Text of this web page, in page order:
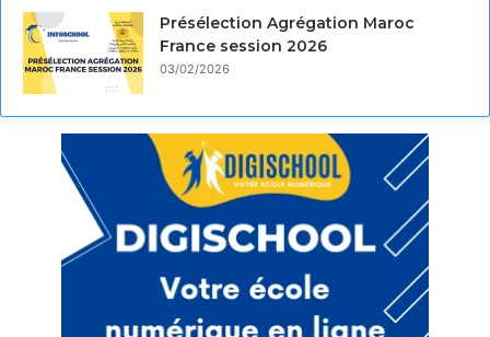
Présélection Agrégation Maroc
France session 2026
03/02/2026